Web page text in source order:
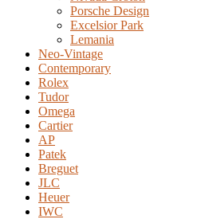
Porsche Design
Excelsior Park
Lemania
Neo-Vintage
Contemporary
Rolex
Tudor
Omega
Cartier
AP
Patek
Breguet
JLC
Heuer
IWC